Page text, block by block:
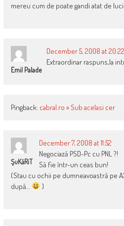
mereu cum de poate gandi atat de
Emil Palade
December 5, 2008 at 20:22
Extraordinar raspuns,la
Pingback: cabral.ro » Sub acelasi cer
ŞuKăRiT
December 7, 2008 at 11:52
Negociază PSD-Pc cu PNL ?!
Să fie într-un ceas bun!
(Stau cu ochii pe dumneavoastră pe
după…
)